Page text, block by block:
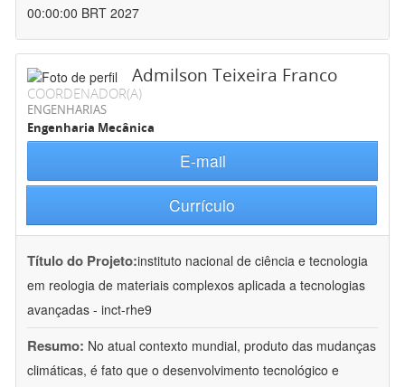
00:00:00 BRT 2027
Admilson Teixeira Franco
COORDENADOR(A)
ENGENHARIAS
Engenharia Mecânica
E-mail
Currículo
Título do Projeto:instituto nacional de ciência e tecnologia
em reologia de materiais complexos aplicada a tecnologias
avançadas - inct-rhe9
Resumo: No atual contexto mundial, produto das mudanças
climáticas, é fato que o desenvolvimento tecnológico e